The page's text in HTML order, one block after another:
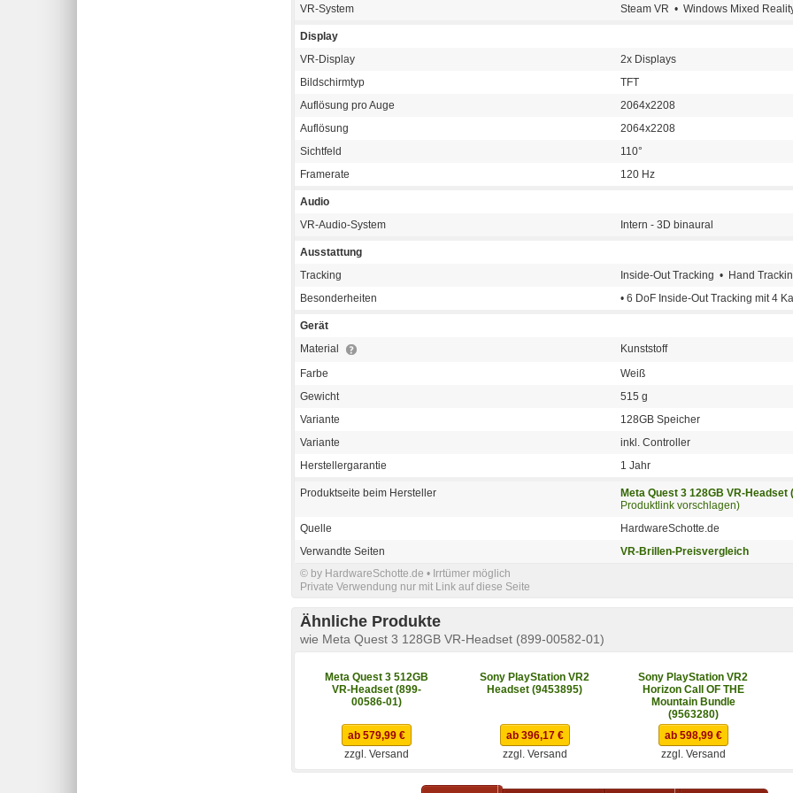
VR-System
Steam VR • Windows Mixed
Display
VR-Display
2x Displays
Bildschirmtyp
TFT
Auflösung pro Auge
2064x2208
Auflösung
2064x2208
Sichtfeld
110°
Framerate
120 Hz
Audio
VR-Audio-System
Intern - 3D binaural
Ausstattung
Tracking
Inside-Out Tracking • Hand
Besonderheiten
• 6 DoF Inside-Out Tracking mit 4
Gerät
Material
Kunststoff
Farbe
Weiß
Gewicht
515 g
Variante
128GB Speicher
Variante
inkl. Controller
Herstellergarantie
1 Jahr
Produktseite beim Hersteller Meta Quest 3 128GB VR-Headset
Produktlink vorschlagen)
Quelle
HardwareSchotte.de
Verwandte Seiten
VR-Brillen-Preisvergleich
© by HardwareSchotte.de • Irrtümer möglich
Private Verwendung nur mit Link auf diese Seite
Ähnliche Produkte
wie Meta Quest 3 128GB VR-Headset (899-00582-01)
Meta Quest 3 512GB
VR-Headset (899-
00586-01)
Sony PlayStation VR2
Headset (9453895)
Sony PlayStation VR2
Horizon Call OF THE
Mountain Bundle
(9563280)
ab 579,99 €
zzgl. Versand
ab 396,17 €
zzgl. Versand
ab 598,99 €
zzgl. Versand